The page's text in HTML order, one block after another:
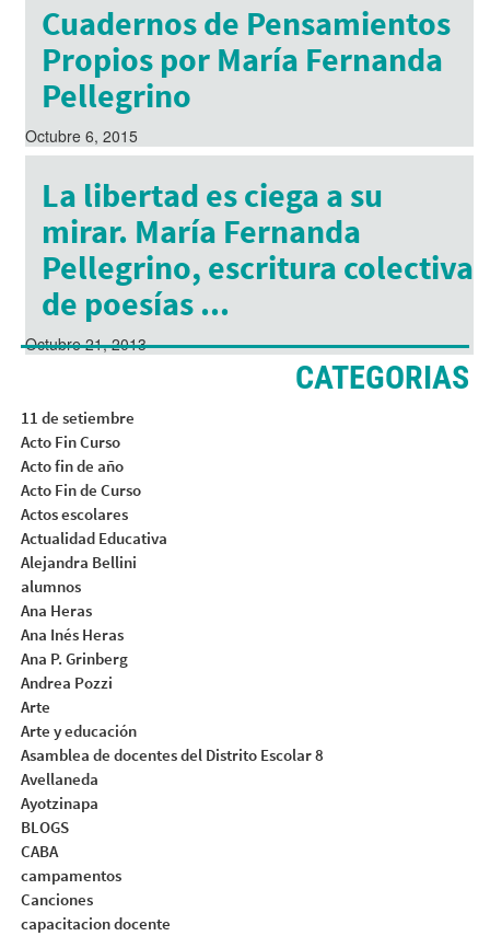
Cuadernos de Pensamientos
Propios por María Fernanda
Pellegrino
Octubre 6, 2015
La libertad es ciega a su
mirar. María Fernanda
Pellegrino, escritura colectiva
de poesías ...
Octubre 21, 2013
CATEGORIAS
11 de setiembre
Acto Fin Curso
Acto fin de año
Acto Fin de Curso
Actos escolares
Actualidad Educativa
Alejandra Bellini
alumnos
Ana Heras
Ana Inés Heras
Ana P. Grinberg
Andrea Pozzi
Arte
Arte y educación
Asamblea de docentes del Distrito Escolar 8
Avellaneda
Ayotzinapa
BLOGS
CABA
campamentos
Canciones
capacitacion docente